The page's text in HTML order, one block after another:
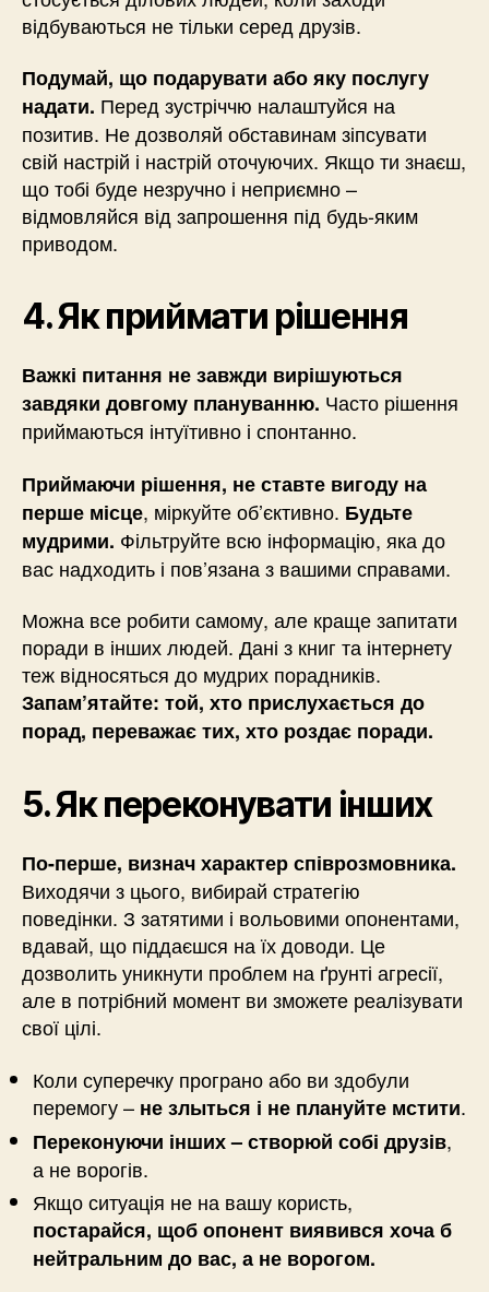
відбуваються не тільки серед друзів.
Подумай, що подарувати або яку послугу
надати. Перед зустріччю налаштуйся на
позитив. Не дозволяй обставинам зіпсувати
свій настрій і настрій оточуючих. Якщо ти знаєш,
що тобі буде незручно і неприємно –
відмовляйся від запрошення під будь-яким
приводом.
4. Як приймати рішення
Важкі питання не завжди вирішуються
завдяки довгому плануванню. Часто рішення
приймаються інтуїтивно і спонтанно.
Приймаючи рішення, не ставте вигоду на
перше місце, міркуйте об’єктивно. Будьте
мудрими. Фільтруйте всю інформацію, яка до
вас надходить і пов’язана з вашими справами.
Можна все робити самому, але краще запитати
поради в інших людей. Дані з книг та інтернету
теж відносяться до мудрих порадників.
Запам’ятайте: той, хто прислухається до
порад, переважає тих, хто роздає поради.
5. Як переконувати інших
По-перше, визнач характер співрозмовника.
Виходячи з цього, вибирай стратегію
поведінки. З затятими і вольовими опонентами,
вдавай, що піддаєшся на їх доводи. Це
дозволить уникнути проблем на ґрунті агресії,
але в потрібний момент ви зможете реалізувати
свої цілі.
Коли суперечку програно або ви здобули
перемогу – не злыться і не плануйте мстити.
Переконуючи інших – створюй собі друзів,
а не ворогів.
Якщо ситуація не на вашу користь,
постарайся, щоб опонент виявився хоча б
нейтральним до вас, а не ворогом.